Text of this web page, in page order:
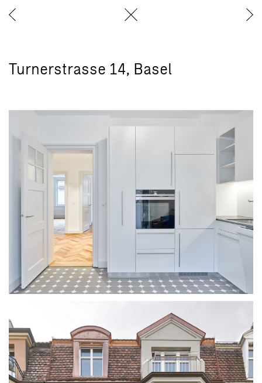
Turnerstrasse 14, Basel